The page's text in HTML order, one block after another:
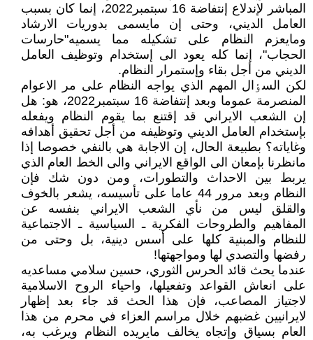
المباشر لإندلاع إنتفاضة 16 سبتمبر2022، إنما کان بسبب
العامل الديني، وحتى إن مايسمى بدوريات الارشاد
ومايعزم النظام على تشکيله مما يسميه"حارسات
الحجاب"، إنما کله يعود الى إستخدام وتوظيف العامل
الديني من أجل بقاء وإستمرار النظام.
لکن السٶال المهم الذي يواجه النظام على مر الاعوام
المنصرمة عموما وبعد إنتفاضة 16 سبتمبر2022، هو: هل
إن الشعب الايراني قد إقتنع بما يقوم النظام ويفعله
بإستخدام العامل الديني وتوظيفه من أجل تحقيق أهدافه
وغاياته؟ بطبيعة الحال، إن الاجابة هي بالنفي خصوصا إذا
مانظرنا بإمعان الى الواقع الايراني والى الخط العام الذي
يربط بين الاحداث والتطورات، ومن دون شك فإن
النظام وبعد مرور 44 عاما على تأسيسه، يشعر بالخوف
والقلق ليس من نأي الشعب الايراني بنفسه عن
المفاهيم والطروحات الفکرية ـ السياسية ـ الاجتماعية
للنظام والمبنية کلها على أسس دينية، بل وحتى من
رفضها والتصدي لها ومواجهتها!
عندما يحث قائد الحرس الثوري، حسين سلامي مساعديه
على انعاش القواعد وتفعيلها، واحياء الروح الاسلامية
لاجتياز المصاعب، فإن هذا الحث قد جاء بعد إظهار
لايرانيين غضبهم خلال مراسم العزاء في محرم من هذا
العام بسياق وإتجاه يخالف مايريده النظام ويرغب به،